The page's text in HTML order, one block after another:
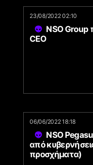
23/08/2022 02:10
NSO Group
CEO
06/06/2022 18:18
NSO
από
προσχήματα)